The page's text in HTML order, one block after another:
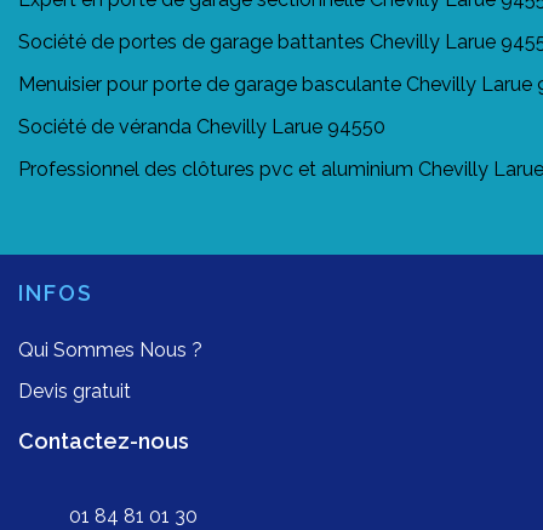
Société de portes de garage battantes Chevilly Larue
Menuisier pour porte de garage basculante Chevilly Larue
Société de véranda Chevilly Larue 94550
Professionnel des clôtures pvc et aluminium Chevilly
INFOS
Qui Sommes Nous ?
Devis gratuit
Contactez-nous
01 84 81 01 30